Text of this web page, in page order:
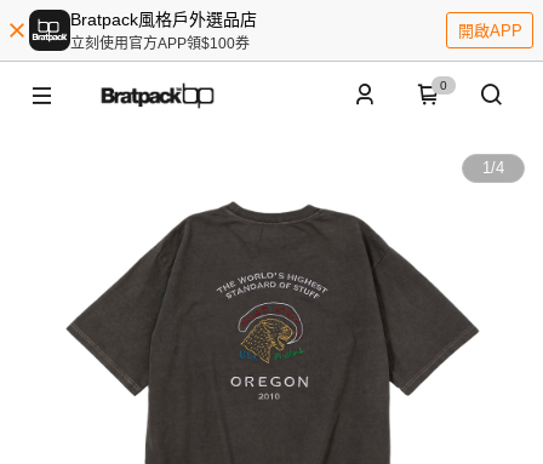
Bratpack風格戶外選品店
立刻使用官方APP領$100券
開啟APP
0
1/4